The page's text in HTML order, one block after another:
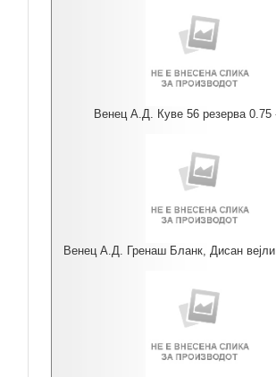
Венец А.Д. Куве 56 резерва 0.75
Венец А.Д. Гренаш Бланк, Дисан